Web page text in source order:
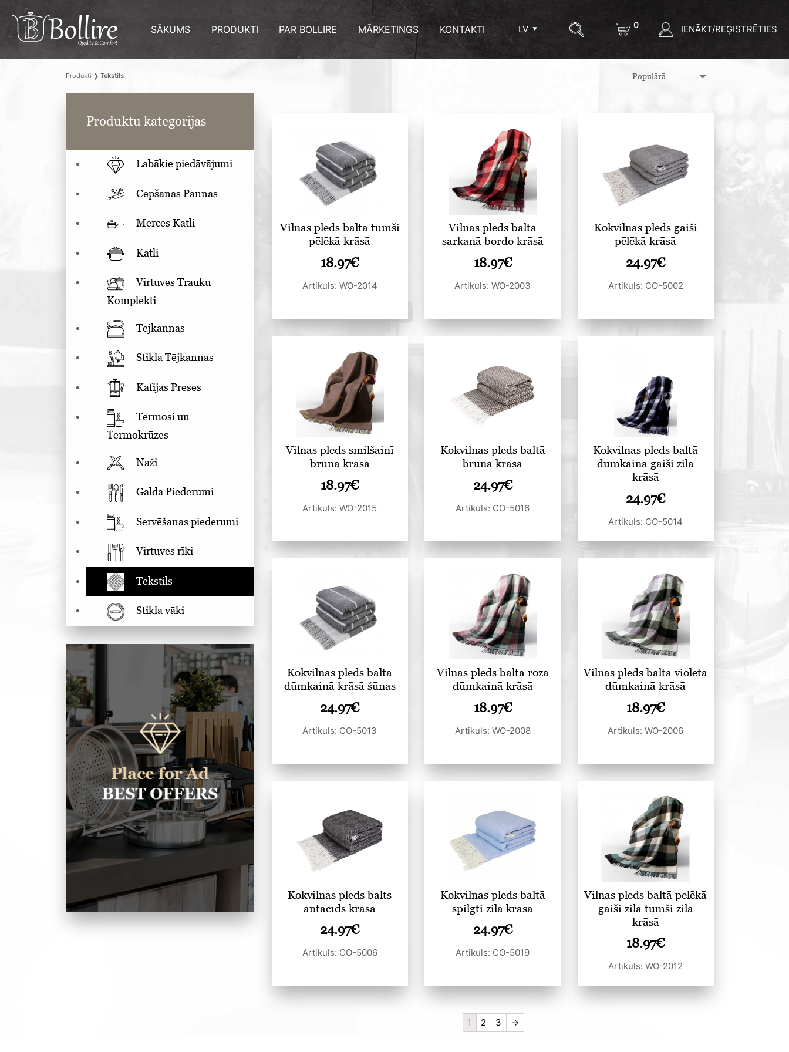
SĀKUMS PRODUKTI PAR BOLLIRE MĀRKETINGS KONTAKTI LV 0 IENĀKT/REĢISTRĒTIES
Produkti ❯ Tekstils
Produktu kategorijas
Labākie piedāvājumi
Cepšanas Pannas
Mērces Katli
Katli
Virtuves Trauku
Komplekti
Tējkannas
Stikla Tējkannas
Kafijas Preses
Termosi un
Termokrūzes
Naži
Galda Piederumi
Servēšanas piederumi
Virtuves rīki
Tekstils
Stikla vāki
Vilnas pleds baltā tumši
pēlēkā krāsā
18.97€
Artikuls: WO-2014
Vilnas pleds baltā
sarkanā bordo krāsā
18.97€
Artikuls: WO-2003
Kokvilnas pleds gaiši
pēlēkā krāsā
24.97€
Artikuls: CO-5002
Vilnas pleds smilšainī
brūnā krāsā
18.97€
Artikuls: WO-2015
Kokvilnas pleds baltā
brūnā krāsā
24.97€
Artikuls: CO-5016
Kokvilnas pleds baltā
dūmkainā gaiši zilā
krāsā
24.97€
Artikuls: CO-5014
Kokvilnas pleds baltā
dūmkainā krāsā šūnas
24.97€
Artikuls: CO-5013
Vilnas pleds baltā rozā
dūmkainā krāsā
18.97€
Artikuls: WO-2008
Vilnas pleds baltā violetā
dūmkainā krāsā
18.97€
Artikuls: WO-2006
Kokvilnas pleds balts
antacīds krāsa
24.97€
Artikuls: CO-5006
Kokvilnas pleds baltā
spilgti zilā krāsā
24.97€
Artikuls: CO-5019
Vilnas pleds baltā pelēkā
gaiši zilā tumši zilā
krāsā
18.97€
Artikuls: WO-2012
1 2 3 →